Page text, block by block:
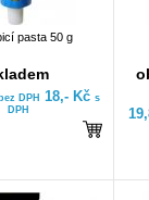
pasta 50 g
bez DPH 18,- Kč s
DPH